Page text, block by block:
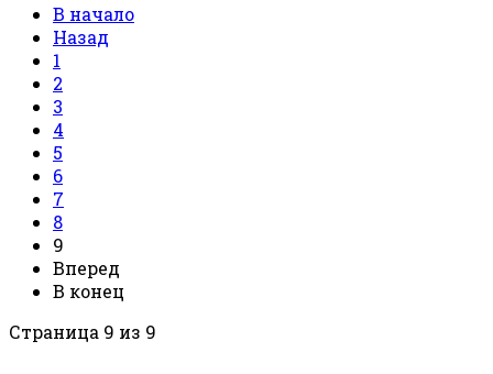
В начало
Назад
1
2
3
4
5
6
7
8
9
Вперед
В конец
Страница 9 из 9